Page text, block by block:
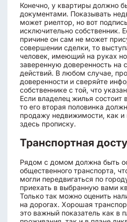
Конечно, у квартиры должно
документами. Показывать
может риелтор, но вот
исключительно собственник.
причине он сам не может
совершении сделки, то
человек, имеющий на руках
заверенную доверенность на
действий. В любом случае,
доверенности и сверяйте
собственнике с той, что
Если владелец жилья состоит
то его вторая половинка
продажу недвижимости, как
здесь прописку.
Транспортная
Рядом с домом должна быть
общественного транспорта,
могли передвигаться по
приехать в выбранную вами
Только так можно оценить
на дорогах. Хорошая
это важный показатель как в